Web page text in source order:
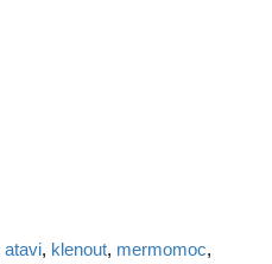
atavi, klenout, mermomoc,